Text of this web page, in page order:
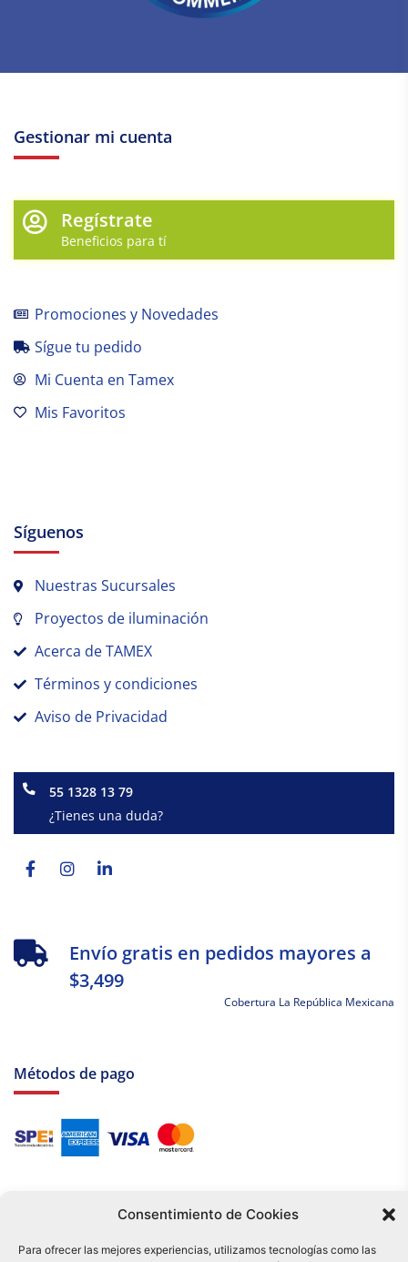
Consentimiento de Cookies
Para ofrecer las mejores experiencias, utilizamos tecnologías como las
Gestionar mi cuenta
Regístrate
Beneficios para tí
Promociones y Novedades
Sígue tu pedido
Mi Cuenta en Tamex
Mis Favoritos
Síguenos
Nuestras Sucursales
Proyectos de iluminación
Acerca de TAMEX
Términos y condiciones
Aviso de Privacidad
55 1328 13 79
¿Tienes una duda?
f
Envío gratis en pedidos mayores a
$3,499
Cobertura La República Mexicana
Métodos de pago